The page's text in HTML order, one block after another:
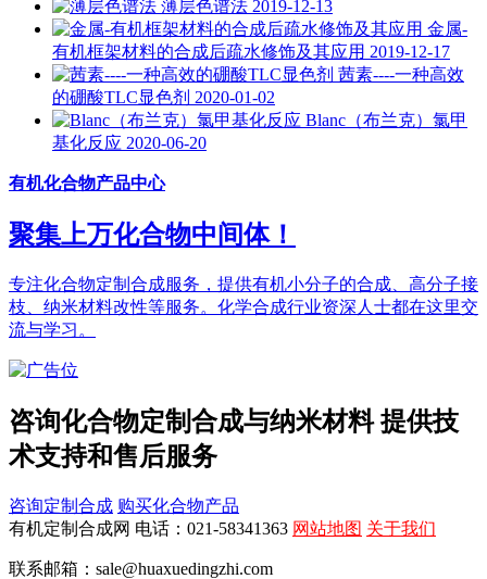
薄层色谱法 2019-12-13
金属-
有机框架材料的合成后疏水修饰及其应用 2019-12-17
茜素----一种高效
的硼酸TLC显色剂 2020-01-02
Blanc（布兰克）氯甲
基化反应 2020-06-20
有机化合物产品中心
聚集上万化合物中间体！
专注化合物定制合成服务，提供有机小分子的合成、高分子接
枝、纳米材料改性等服务。化学合成行业资深人士都在这里交
流与学习。
咨询化合物定制合成与纳米材料 提供技
术支持和售后服务
咨询定制合成 购买化合物产品
有机定制合成网 电话：021-58341363 网站地图 关于我们
联系邮箱：sale@huaxuedingzhi.com